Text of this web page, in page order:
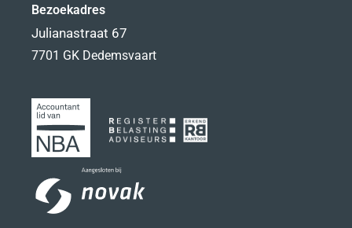
Bezoekadres
Julianastraat 67
7701 GK Dedemsvaart